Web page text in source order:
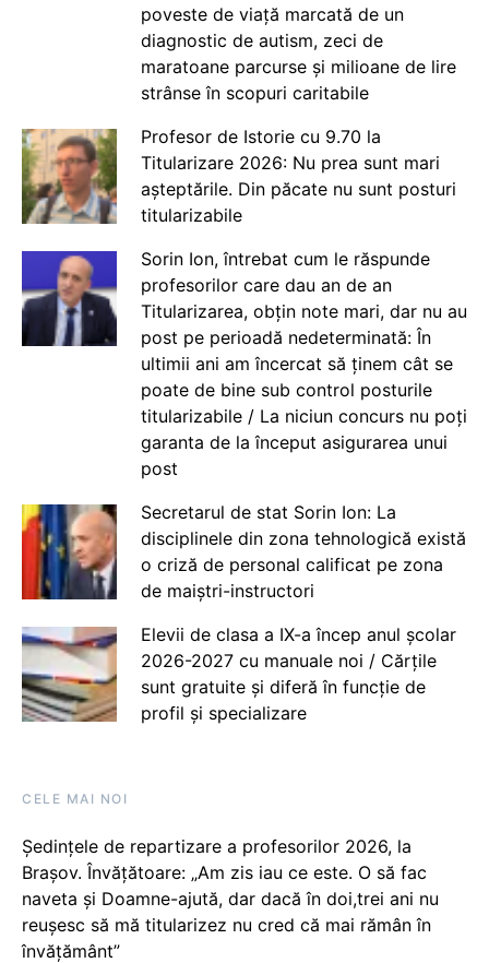
poveste de viață marcată de un
diagnostic de autism, zeci de
maratoane parcurse și milioane de lire
strânse în scopuri caritabile
Profesor de Istorie cu 9.70 la
Titularizare 2026: Nu prea sunt mari
așteptările. Din păcate nu sunt posturi
titularizabile
Sorin Ion, întrebat cum le răspunde
profesorilor care dau an de an
Titularizarea, obțin note mari, dar nu au
post pe perioadă nedeterminată: În
ultimii ani am încercat să ținem cât se
poate de bine sub control posturile
titularizabile / La niciun concurs nu poți
garanta de la început asigurarea unui
post
Secretarul de stat Sorin Ion: La
disciplinele din zona tehnologică există
o criză de personal calificat pe zona
de maiștri-instructori
Elevii de clasa a IX-a încep anul școlar
2026-2027 cu manuale noi / Cărțile
sunt gratuite și diferă în funcție de
profil și specializare
CELE MAI NOI
Ședințele de repartizare a profesorilor 2026, la
Brașov. Învățătoare: „Am zis iau ce este. O să fac
naveta și Doamne-ajută, dar dacă în doi,trei ani nu
reușesc să mă titularizez nu cred că mai rămân în
învățământ”